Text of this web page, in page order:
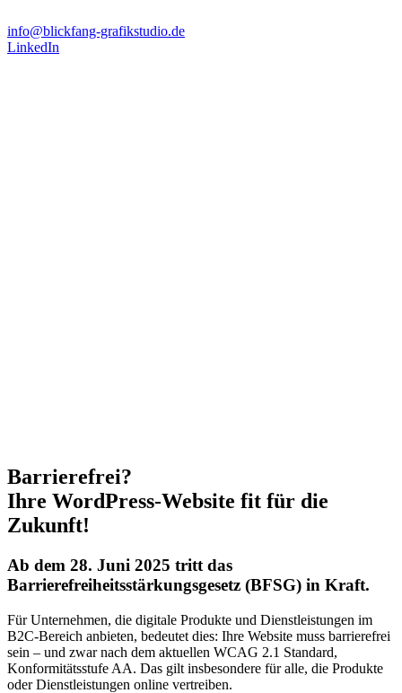
info@blickfang-grafikstudio.de
LinkedIn
Barrierefrei?
Ihre WordPress-Website fit für die
Zukunft!
Ab dem 28. Juni 2025 tritt das
Barrierefreiheitsstärkungsgesetz (BFSG) in Kraft.
Für Unternehmen, die digitale Produkte und Dienstleistungen im
B2C-Bereich anbieten, bedeutet dies: Ihre Website muss barrierefrei
sein – und zwar nach dem aktuellen WCAG 2.1 Standard,
Konformitätsstufe AA. Das gilt insbesondere für alle, die Produkte
oder Dienstleistungen online vertreiben.